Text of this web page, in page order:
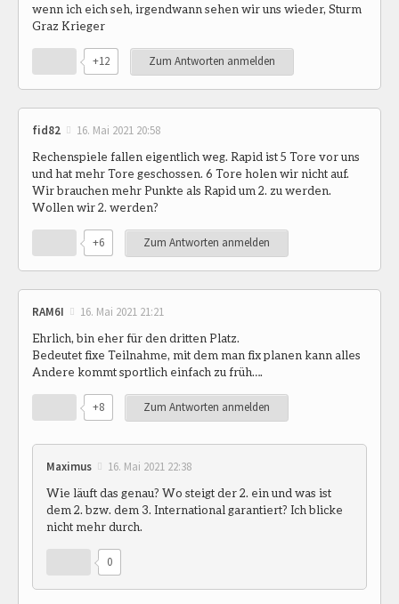
wenn ich eich seh, irgendwann sehen wir uns wieder, Sturm
Graz Krieger
+12 Zum Antworten anmelden
fid82 16. Mai 2021 20:58
Rechenspiele fallen eigentlich weg. Rapid ist 5 Tore vor uns
und hat mehr Tore geschossen. 6 Tore holen wir nicht auf.
Wir brauchen mehr Punkte als Rapid um 2. zu werden.
Wollen wir 2. werden?
+6 Zum Antworten anmelden
RAM6I 16. Mai 2021 21:21
Ehrlich, bin eher für den dritten Platz.
Bedeutet fixe Teilnahme, mit dem man fix planen kann alles
Andere kommt sportlich einfach zu früh….
+8 Zum Antworten anmelden
Maximus 16. Mai 2021 22:38
Wie läuft das genau? Wo steigt der 2. ein und was ist
dem 2. bzw. dem 3. International garantiert? Ich blicke
nicht mehr durch.
0